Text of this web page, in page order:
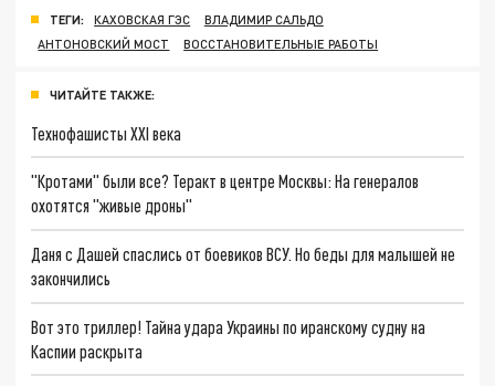
ТЕГИ: КАХОВСКАЯ ГЭС
ВЛАДИМИР САЛЬДО
АНТОНОВСКИЙ МОСТ
ВОССТАНОВИТЕЛЬНЫЕ РАБОТЫ
ЧИТАЙТЕ ТАКЖЕ:
Технофашисты XXI века
"Кротами" были все? Теракт в центре Москвы: На генералов
охотятся "живые дроны"
Даня с Дашей спаслись от боевиков ВСУ. Но беды для малышей не
закончились
Вот это триллер! Тайна удара Украины по иранскому судну на
Каспии раскрыта